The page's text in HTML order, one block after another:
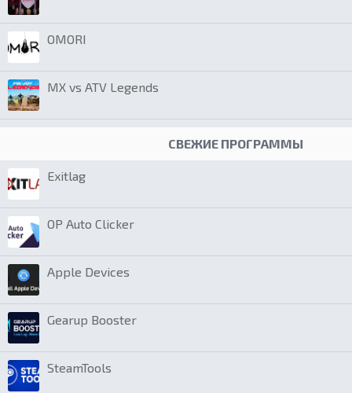
OMORI
MX vs ATV Legends
СВЕЖИЕ ПРОГРАММЫ
Exitlag
OP Auto Clicker
Apple Devices
Gearup Booster
SteamTools